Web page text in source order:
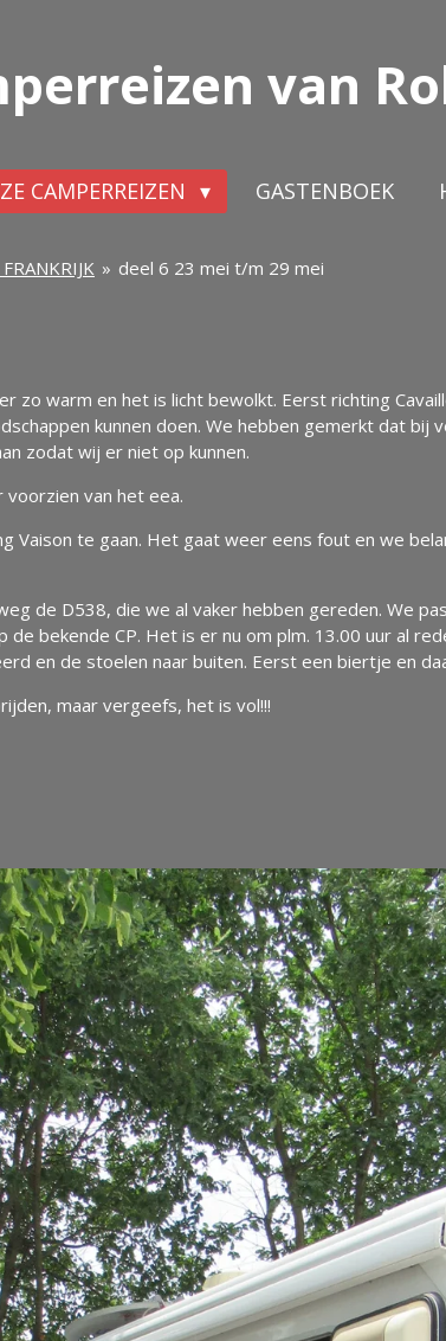
van
CAMPERREIZEN GASTENBOEK
» deel 6 23 mei t/m 29 mei
zo warm en het is licht bewolkt. Eerst richting
kunnen doen. We hebben gemerkt dat bij
zodat wij er niet op kunnen.
van het eea.
Vaison te gaan. Het gaat weer eens fout en we
de D538, die we al vaker hebben gereden. We
de bekende CP. Het is er nu om plm. 13.00 uur al
en de stoelen naar buiten. Eerst een biertje en
maar vergeefs, het is vol!!!